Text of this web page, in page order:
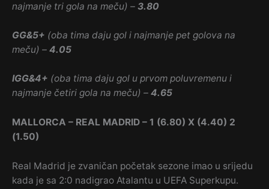
najmanje tri gola na meču) – 3.80
GG&5+ (oba tima daju gol i najmanje pet golova na
meču) – 4.05
IGG&4+ (oba tima daju gol u prvom poluvremenu i
najmanje četiri gola na meču) – 4.65
MALLORCA – REAL MADRID – 1 (6.80) X (4.40) 2
(1.50)
Real Madrid je zvaničan početak sezone imao u srijedu
kada je sa 2:0 nadigrao Atalantu u UEFA Superkupu.